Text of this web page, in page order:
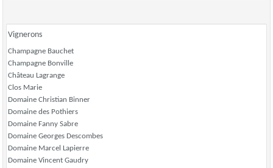
Vignerons
Champagne Bauchet
Champagne Bonville
Château Lagrange
Clos Marie
Domaine Christian Binner
Domaine des Pothiers
Domaine Fanny Sabre
Domaine Georges Descombes
Domaine Marcel Lapierre
Domaine Vincent Gaudry